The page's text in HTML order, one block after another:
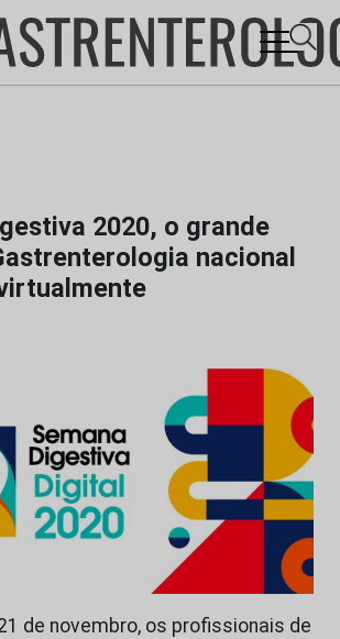
2020, o grande
nacional
de novembro, os profissionais de